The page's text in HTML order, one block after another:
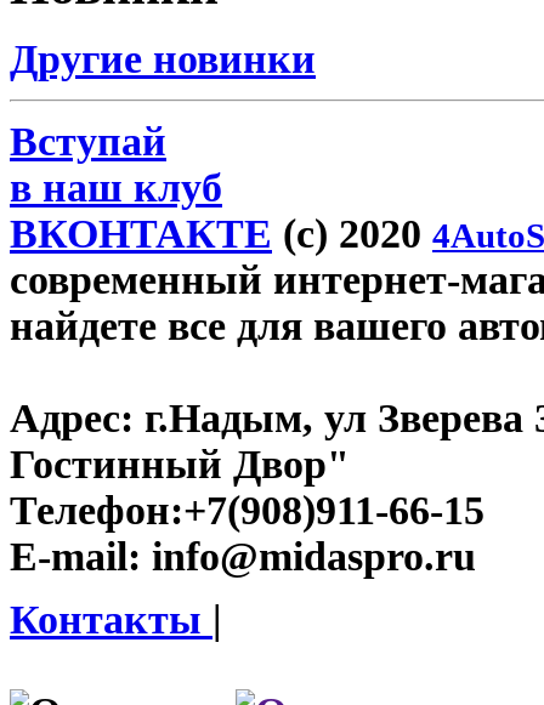
Другие новинки
Вступай
в наш клуб
ВКОНТАКТЕ (c) 2020
современный интернет-
найдете все для вашего
Адрес: г.Надым, ул
Гостинный Двор"
Телефон:+7(908)911-66-15
E-mail: info@midaspro.ru
Контакты |